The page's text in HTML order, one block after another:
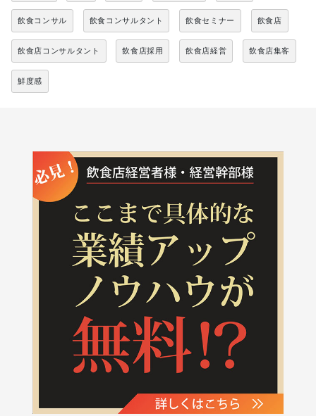
飲食コンサル 飲食コンサルタント 飲食セミナー 飲食店
飲食店コンサルタント 飲食店採用 飲食店経営 飲食店集客
鮮度感